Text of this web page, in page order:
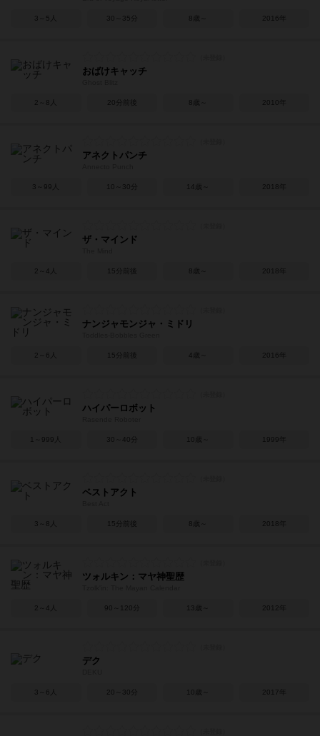
3～5人 30～35分 8歳～ 2016年
おばけキャッチ
2～8人 20分前後 8歳～ 2010年
アネクトパンチ
3～99人 10～30分 14歳～ 2018年
ザ・マインド
2～4人 15分前後 8歳～ 2018年
ナンジャモンジャ・ミドリ
2～6人 15分前後 4歳～ 2016年
ハイパーロボット
1～999人 30～40分 10歳～ 1999年
ベストアクト
3～8人 15分前後 8歳～ 2018年
ツォルキン：マヤ神聖歴
2～4人 90～120分 13歳～ 2012年
デク
3～6人 20～30分 10歳～ 2017年